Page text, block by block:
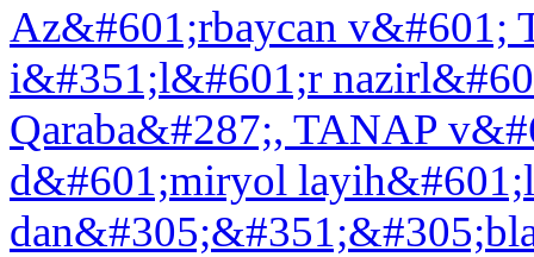
Az&#601;rbaycan
i&#351;l&#601;r
Qaraba&#287;, TANAP
d&#601;miryol